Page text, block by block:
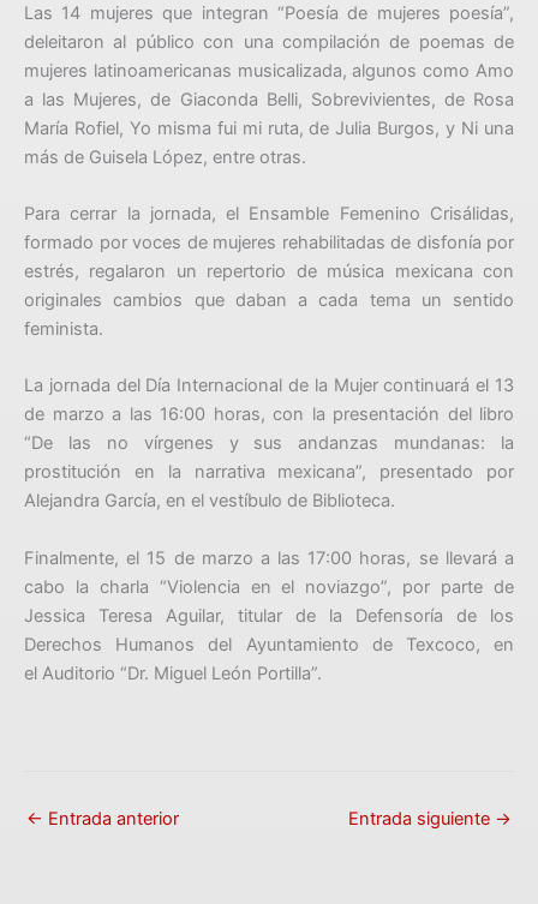
Las 14 mujeres que integran “Poesía de mujeres poesía”,
deleitaron al público con una compilación de poemas de
mujeres latinoamericanas musicalizada, algunos como Amo
a las Mujeres, de Giaconda Belli, Sobrevivientes, de Rosa
María Rofiel, Yo misma fui mi ruta, de Julia Burgos, y Ni una
más de Guisela López, entre otras.
Para cerrar la jornada, el Ensamble Femenino Crisálidas,
formado por voces de mujeres rehabilitadas de disfonía por
estrés, regalaron un repertorio de música mexicana con
originales cambios que daban a cada tema un sentido
feminista.
La jornada del Día Internacional de la Mujer continuará el 13
de marzo a las 16:00 horas, con la presentación del libro
“De las no vírgenes y sus andanzas mundanas: la
prostitución en la narrativa mexicana”, presentado por
Alejandra García, en el vestíbulo de Biblioteca.
Finalmente, el 15 de marzo a las 17:00 horas, se llevará a
cabo la charla “Violencia en el noviazgo”, por parte de
Jessica Teresa Aguilar, titular de la Defensoría de los
Derechos Humanos del Ayuntamiento de Texcoco, en
el Auditorio “Dr. Miguel León Portilla”.
← Entrada anterior Entrada siguiente →